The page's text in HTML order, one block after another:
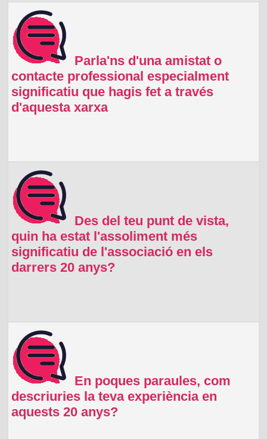
Parla'ns d'una amistat o
contacte professional especialment
significatiu que hagis fet a través
d'aquesta xarxa
Des del teu punt de vista,
quin ha estat l'assoliment més
significatiu de l'associació en els
darrers 20 anys?
En poques paraules, com
descriuries la teva experiència en
aquests 20 anys?